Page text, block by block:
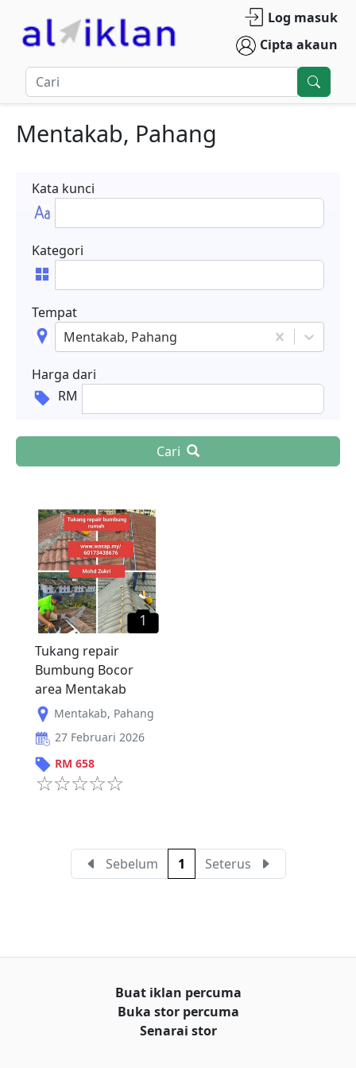
Log masuk
Cipta akaun
Mentakab, Pahang
Kata kunci
Kategori
Tempat
Mentakab, Pahang
Harga dari
RM
Cari
1
Tukang repair
Bumbung Bocor
area Mentakab
Mentakab, Pahang
27 Februari 2026
RM 658
Sebelum 1 Seterus
Buat iklan percuma
Buka stor percuma
Senarai stor